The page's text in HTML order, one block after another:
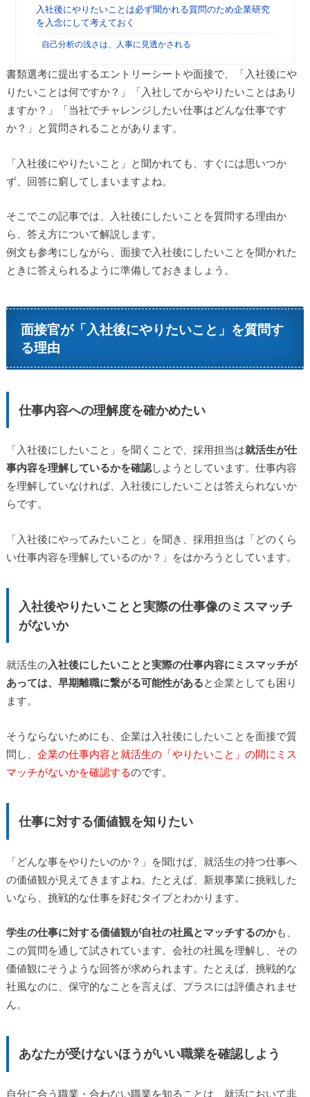
入社後にやりたいことは必ず聞かれる質問のため企業研究
を入念にして考えておく
自己分析の浅さは、人事に見透かされる
書類選考に提出するエントリーシートや面接で、「入社後にや
りたいことは何ですか？」「入社してからやりたいことはあり
ますか？」「当社でチャレンジしたい仕事はどんな仕事です
か？」と質問されることがあります。
「入社後にやりたいこと」と聞かれても、すぐには思いつか
ず、回答に窮してしまいますよね。
そこでこの記事では、入社後にしたいことを質問する理由か
ら、答え方について解説します。
例文も参考にしながら、面接で入社後にしたいことを聞かれた
ときに答えられるように準備しておきましょう。
面接官が「入社後にやりたいこと」を質問す
る理由
仕事内容への理解度を確かめたい
「入社後にしたいこと」を聞くことで、採用担当は就活生が仕
事内容を理解しているかを確認しようとしています。仕事内容
を理解していなければ、入社後にしたいことは答えられないか
らです。
「入社後にやってみたいこと」を聞き、採用担当は「どのくら
い仕事内容を理解しているのか？」をはかろうとしています。
入社後やりたいことと実際の仕事像のミスマッチ
がないか
就活生の入社後にしたいことと実際の仕事内容にミスマッチが
あっては、早期離職に繋がる可能性があると企業としても困り
ます。
そうならないためにも、企業は入社後にしたいことを面接で質
問し、 企業の仕事内容と就活生の「やりたいこと」の間にミス
マッチがないかを確認するのです。
仕事に対する価値観を知りたい
「どんな事をやりたいのか？」を聞けば、就活生の持つ仕事へ
の価値観が見えてきますよね。たとえば、新規事業に挑戦した
いなら、挑戦的な仕事を好むタイプとわかります。
学生の仕事に対する価値観が自社の社風とマッチするのかも、
この質問を通して試されています。会社の社風を理解し、その
価値観にそうような回答が求められます。たとえば、挑戦的な
社風なのに、保守的なことを言えば、プラスには評価されませ
ん。
あなたが受けないほうがいい職業を確認しよう
自分に合う職業・合わない職業を知ることは、就活において非